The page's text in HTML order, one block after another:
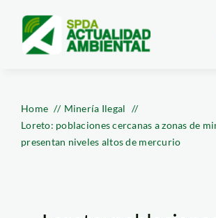
content
Home
Minería Ilegal
Loreto: poblaciones cercanas a zonas de
presentan niveles altos de mercurio